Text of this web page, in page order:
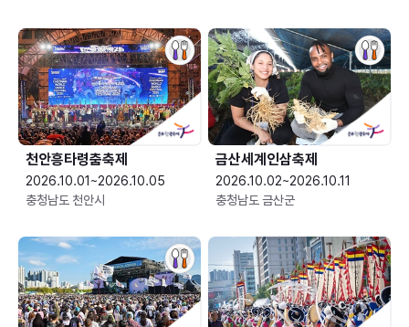
천안흥타령춤축제
2026.10.01~2026.10.05
충청남도 천안시
금산세계인삼축제
2026.10.02~2026.10.11
충청남도 금산군